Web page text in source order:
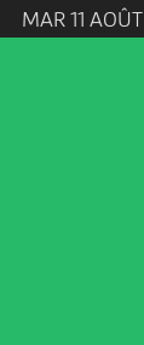
MAR 11 AOÛT